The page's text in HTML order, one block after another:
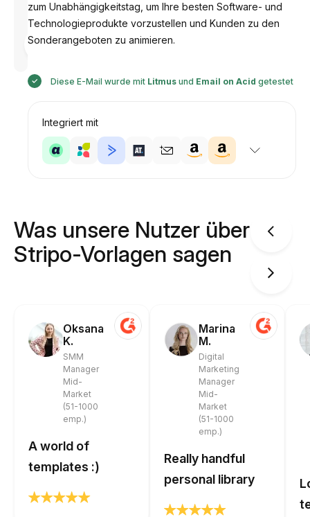
Entworfen
von
zum Unabhängigkeitstag, um Ihre besten Software- und
Technologieprodukte vorzustellen und Kunden zu den
Sonderangeboten zu animieren.
Diese E-Mail wurde mit Litmus und Email on Acid getestet
Integriert mit
Was unsere Nutzer über
Stripo-Vorlagen sagen
Oksana
K.
SMM
Manager
Mid-
Market
(51-1000
emp.)
A world of
templates :)
Marina
M.
Digital
Marketing
Manager
Mid-
Market
(51-1000
emp.)
Really handful
personal library